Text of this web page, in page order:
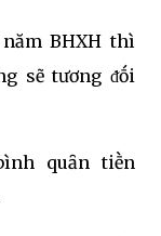
BHXH thì
sẽ tương ᵭṓi
quȃn tiḕn